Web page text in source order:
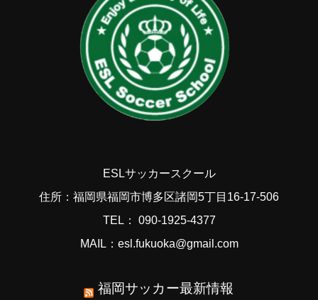
ESLサッカースクール
住所：福岡県福岡市博多区諸岡5丁目16-17-506
TEL： 090-1925-4377
MAIL：esl.fukuoka@gmail.com
福岡サッカー最新情報